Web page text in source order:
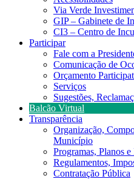
Via Verde
GIP – Gabinete de
CI3 – Centro de
Participar
Fale com a
Comunicação de
Orçamento
Serviços
Sugestões,
Balcão Virtual
Transparência
Organização,
Município
Programas, Planos
Regulamentos,
Contratação Pública